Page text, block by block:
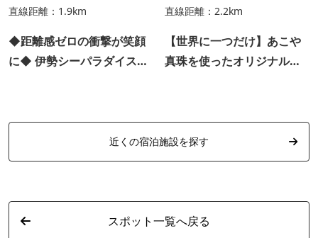
直線距離：1.9km
◆距離感ゼロの衝撃が笑顔
に◆ 伊勢シーパラダイス公
直線距離：2.2km
【世界に一つだけ】あこや
真珠を使ったオリジナルア
近くの宿泊施設を探す
スポット一覧へ戻る